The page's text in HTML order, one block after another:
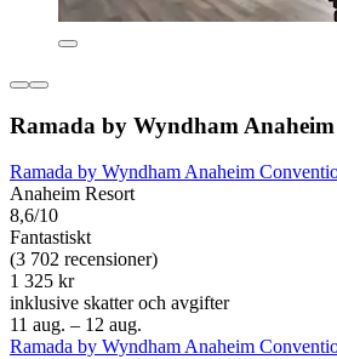
Ramada by Wyndham
Ramada by Wyndham Anaheim
Anaheim Resort
8,6/10
Fantastiskt
(3 702 recensioner)
1 325 kr
inklusive skatter och avgifter
11 aug. – 12 aug.
Ramada by Wyndham Anaheim